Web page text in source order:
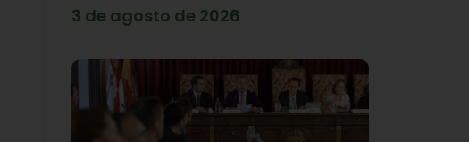
3 de agosto de 2026